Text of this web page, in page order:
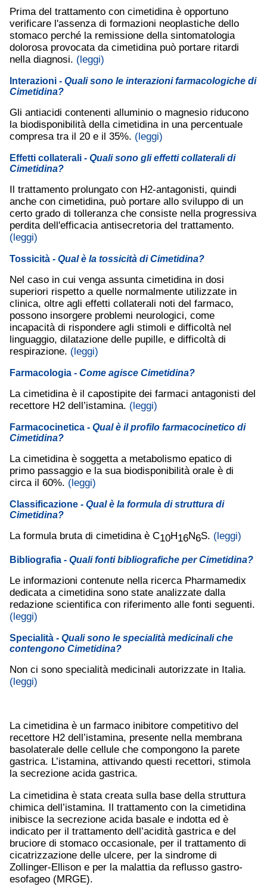
Prima del trattamento con cimetidina è opportuno
verificare l'assenza di formazioni neoplastiche dello
stomaco perché la remissione della sintomatologia
dolorosa provocata da cimetidina può portare ritardi
nella diagnosi. (leggi)
Interazioni - Quali sono le interazioni farmacologiche di
Cimetidina?
Gli antiacidi contenenti alluminio o magnesio riducono
la biodisponibilità della cimetidina in una percentuale
compresa tra il 20 e il 35%. (leggi)
Effetti collaterali - Quali sono gli effetti collaterali di
Cimetidina?
Il trattamento prolungato con H2-antagonisti, quindi
anche con cimetidina, può portare allo sviluppo di un
certo grado di tolleranza che consiste nella progressiva
perdita dell'efficacia antisecretoria del trattamento.
(leggi)
Tossicità - Qual è la tossicità di Cimetidina?
Nel caso in cui venga assunta cimetidina in dosi
superiori rispetto a quelle normalmente utilizzate in
clinica, oltre agli effetti collaterali noti del farmaco,
possono insorgere problemi neurologici, come
incapacità di rispondere agli stimoli e difficoltà nel
linguaggio, dilatazione delle pupille, e difficoltà di
respirazione. (leggi)
Farmacologia - Come agisce Cimetidina?
La cimetidina è il capostipite dei farmaci antagonisti del
recettore H2 dell’istamina. (leggi)
Farmacocinetica - Qual è il profilo farmacocinetico di
Cimetidina?
La cimetidina è soggetta a metabolismo epatico di
primo passaggio e la sua biodisponibilità orale è di
circa il 60%. (leggi)
Classificazione - Qual è la formula di struttura di
Cimetidina?
La formula bruta di cimetidina è C10H16N6S. (leggi)
Bibliografia - Quali fonti bibliografiche per Cimetidina?
Le informazioni contenute nella ricerca Pharmamedix
dedicata a cimetidina sono state analizzate dalla
redazione scientifica con riferimento alle fonti seguenti.
(leggi)
Specialità - Quali sono le specialità medicinali che
contengono Cimetidina?
Non ci sono specialità medicinali autorizzate in Italia.
(leggi)
La cimetidina è un farmaco inibitore competitivo del
recettore H2 dell’istamina, presente nella membrana
basolaterale delle cellule che compongono la parete
gastrica. L’istamina, attivando questi recettori, stimola
la secrezione acida gastrica.
La cimetidina è stata creata sulla base della struttura
chimica dell’istamina. Il trattamento con la cimetidina
inibisce la secrezione acida basale e indotta ed è
indicato per il trattamento dell’acidità gastrica e del
bruciore di stomaco occasionale, per il trattamento di
cicatrizzazione delle ulcere, per la sindrome di
Zollinger-Ellison e per la malattia da reflusso gastro-
esofageo (MRGE).